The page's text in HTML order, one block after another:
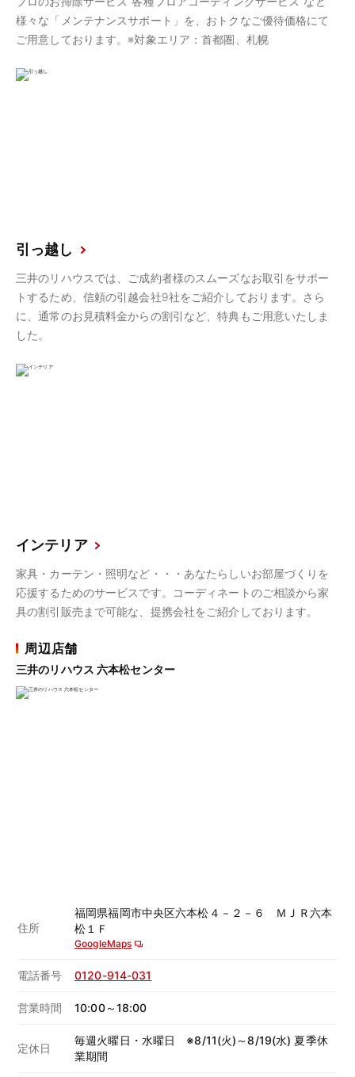
様々な「メンテナンスサポート」を、おトクなご優待価格にて
ご用意しております。※対象エリア：首都圏、札幌
引っ越し
三井のリハウスでは、ご成約者様のスムーズなお取引をサポー
トするため、信頼の引越会社9社をご紹介しております。さら
に、通常のお見積料金からの割引など、特典もご用意いたしま
した。
インテリア
家具・カーテン・照明など・・・あなたらしいお部屋づくりを
応援するためのサービスです。コーディネートのご相談から家
具の割引販売まで可能な、提携会社をご紹介しております。
周辺店舗
三井のリハウス 六本松センター
住所
福岡県福岡市中央区六本松４－２－６ ＭＪＲ六本
松１Ｆ
GoogleMaps
電話番号 0120-914-031
営業時間 10:00～18:00
定休日
毎週火曜日・水曜日 ※8/11(火)～8/19(水) 夏季休
業期間